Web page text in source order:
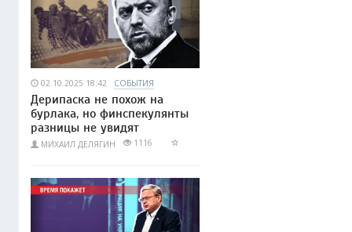
02.10.2025 18:42 СОБЫТИЯ
Дерипаска не похож на
бурлака, но финспекулянты
разницы не увидят
МИХАИЛ ДЕЛЯГИН 1116